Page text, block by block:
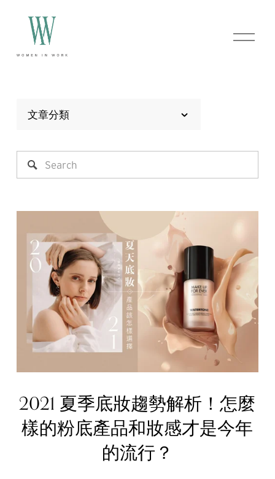
O
p
文章分類
2021 夏季底妝趨勢解析！怎麼
樣的粉底產品和妝感才是今年
的流行？